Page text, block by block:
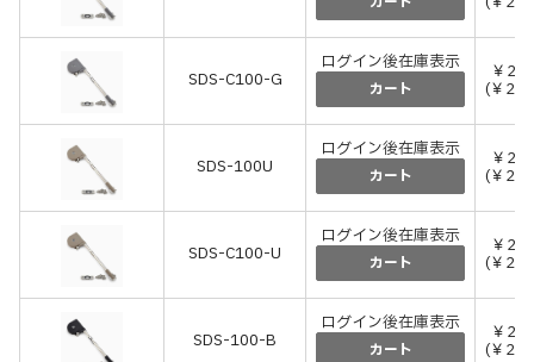
SDS-C100-G
ログイン後在庫表示
カート
￥
(￥
SDS-100U
ログイン後在庫表示
カート
￥
(￥
SDS-C100-U
ログイン後在庫表示
カート
￥
(￥
SDS-100-B
ログイン後在庫表示
カート
￥
(￥